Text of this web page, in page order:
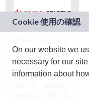
ドコモグループの新
規事業創出プログラ
ム「docomo
STARTUP」を通じて
On our website we
necessary for our
information about